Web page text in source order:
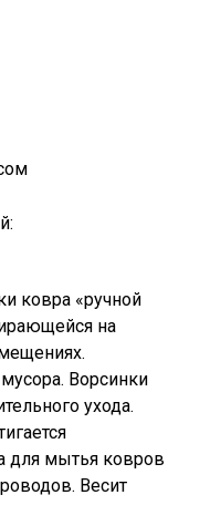
ковра «ручной
на
Ворсинки
ухода.
для мытья ковров
Весит